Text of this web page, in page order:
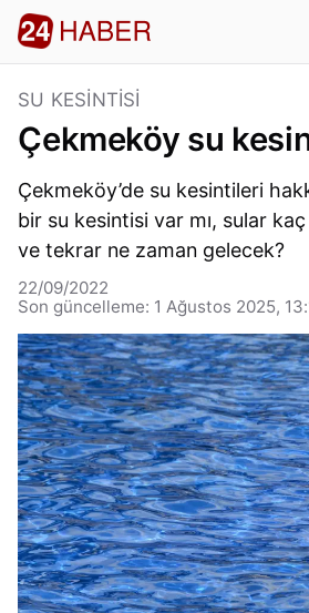
SU KESINTISI
Çekmeköy su
Çekmeköy’de su kesintileri
bir su kesintisi var mı, sular
ve tekrar ne zaman gelecek?
22/09/2022
Son güncelleme: 1 Ağustos 2025,